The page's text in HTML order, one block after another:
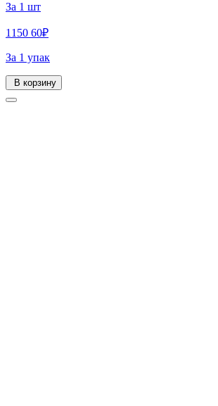
За 1 шт
1150 60₽
За 1 упак
В корзину